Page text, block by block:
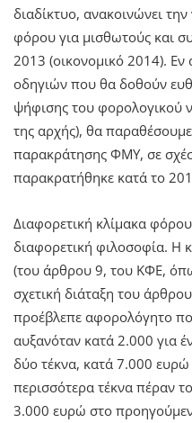
διαδίκτυο, ανακοινώνει
φόρου για μισθωτούς και
2013 (οικονομικό 2014).
οδηγιών που θα δοθούν
ψήφισης του φορολογικού
της αρχής), θα
παρακράτησης ΦΜΥ, σε
παρακρατήθηκε κατά το
Διαφορετική κλίμακα
διαφορετική φιλοσοφία. Η
(του άρθρου 9, του ΚΦΕ,
σχετική διάταξη του
προέβλεπε αφορολόγητο
αυξανόταν κατά 2.000 για
δύο τέκνα, κατά 7.000 ευρώ
περισσότερα τέκνα πέραν
3.000 ευρώ στο